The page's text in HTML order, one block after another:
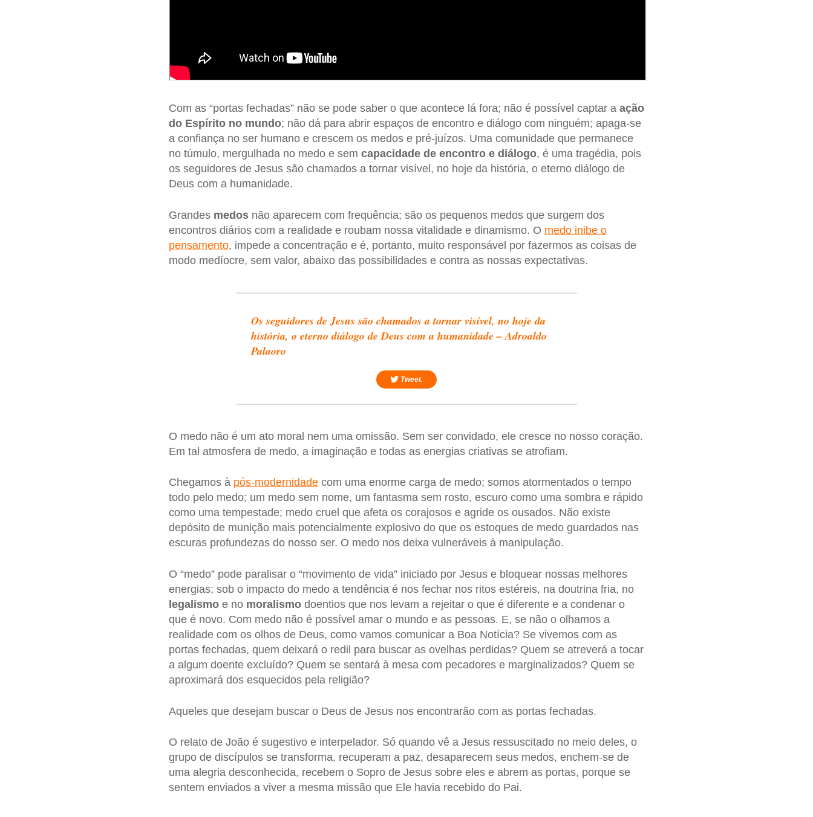
Com as “portas fechadas” não se pode saber o que acontece lá fora; não é possível captar a ação
do Espírito no mundo; não dá para abrir espaços de encontro e diálogo com ninguém; apaga-se
a confiança no ser humano e crescem os medos e pré-juízos. Uma comunidade que permanece
no túmulo, mergulhada no medo e sem capacidade de encontro e diálogo, é uma tragédia, pois
os seguidores de Jesus são chamados a tornar visível, no hoje da história, o eterno diálogo de
Deus com a humanidade.
Grandes medosnão aparecem com frequência; são os pequenos medos que surgem dos
encontros diários com a realidade e roubam nossa vitalidade e dinamismo. O medo inibe o
pensamento, impede a concentração e é, portanto, muito responsável por fazermos as coisas de
modo medíocre, sem valor, abaixo das possibilidades e contra as nossas expectativas.
Os seguidores de Jesus são chamados a tornar visível, no hoje da
história, o eterno diálogo de Deus com a humanidade – Adroaldo
Palaoro
Tweet.
O medo não é um ato moral nem uma omissão. Sem ser convidado, ele cresce no nosso coração.
Em tal atmosfera de medo, a imaginação e todas as energias criativas se atrofiam.
Chegamos à pós-modernidadecom uma enorme carga de medo; somos atormentados o tempo
todo pelo medo; um medo sem nome, um fantasma sem rosto, escuro como uma sombra e rápido
como uma tempestade; medo cruel que afeta os corajosos e agride os ousados. Não existe
depósito de munição mais potencialmente explosivo do que os estoques de medo guardados nas
escuras profundezas do nosso ser. O medo nos deixa vulneráveis à manipulação.
O “medo” pode paralisar o “movimento de vida” iniciado por Jesus e bloquear nossas melhores
energias; sob o impacto do medo a tendência é nos fechar nos ritos estéreis, na doutrina fria, no
legalismoe no moralismodoentios que nos levam a rejeitar o que é diferente e a condenar o
que é novo. Com medo não é possível amar o mundo e as pessoas. E, se não o olhamos a
realidade com os olhos de Deus, como vamos comunicar a Boa Notícia? Se vivemos com as
portas fechadas, quem deixará o redil para buscar as ovelhas perdidas? Quem se atreverá a tocar
a algum doente excluído? Quem se sentará à mesa com pecadores e marginalizados? Quem se
aproximará dos esquecidos pela religião?
Aqueles que desejam buscar o Deus de Jesus nos encontrarão com as portas fechadas.
O relato de João é sugestivo e interpelador. Só quando vê a Jesus ressuscitado no meio deles, o
grupo de discípulos se transforma, recuperam a paz, desaparecem seus medos, enchem-se de
uma alegria desconhecida, recebem o Sopro de Jesus sobre eles e abrem as portas, porque se
sentem enviados a viver a mesma missão que Ele havia recebido do Pai.